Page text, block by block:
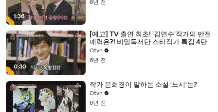
1:36
6년 전
0:30
[예고] TV 출연 최초! '김연수'작가의 반전
매력은?! 비밀독서단 스타작가 특집 4탄
Otvn
6년 전
작가 은희경이 말하는 소설 ′느시′는?
Otvn
6년 전